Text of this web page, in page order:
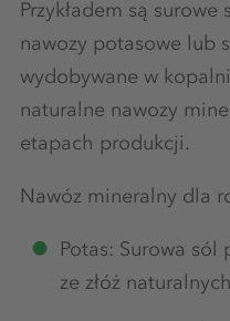
Przykładem są
nawozy potasowe lub
wydobywane w
naturalne nawozy
etapach produkcji.
Nawóz mineralny dla
Potas: Surowa
ze złóż naturalnych